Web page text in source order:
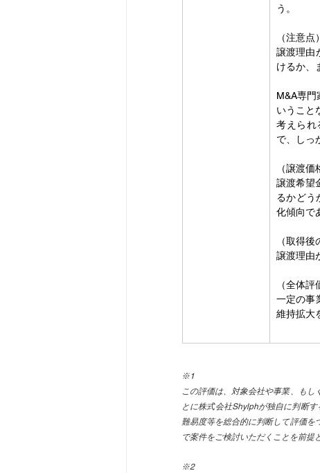
う。
（注意点）
譲渡理由
けるか、
M&A専門
いうこと
考えられ
で、しっ
（譲渡価
譲渡希望
るかどう
化傾向で
（取得後
譲渡理由
（全体評
一定の事
維持拡大
※1
この評価は、対象会社や事業、もし
とに株式会社Shylphが独自に判断
難易度等を総合的に判断して評価を
で案件をご検討いただくことを前提
※2